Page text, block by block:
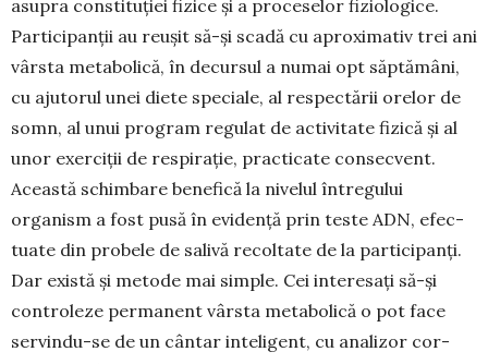
asupra constituției fizice și a proceselor fiziologice.
Participanții au reușit să-și scadă cu aproximativ trei ani
vârsta metabolică, în decursul a numai opt săptămâni,
cu ajutorul unei diete spe­ciale, al respectării orelor de
somn, al unui pro­gram regulat de activitate fizică și al
unor exerciții de respirație, practicate consecvent.
Această schim­­bare benefică la nivelul întregului
organism a fost pusă în evidență prin teste ADN, efec­
tuate din probele de salivă recoltate de la participanți.
Dar există și metode mai simple. Cei interesați să-și
con­troleze permanent vârsta metabo­lică o pot face
servindu-se de un cântar inte­ligent, cu analizor cor­­